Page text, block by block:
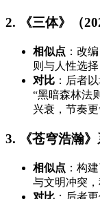
2. 《三体》（
相似点 ：改
则与人性选
对比 ：后者
“黑暗森林法
兴衰，节奏更
3. 《苍穹浩瀚》
相似点 ：构
与文明冲突
对比 ：后者